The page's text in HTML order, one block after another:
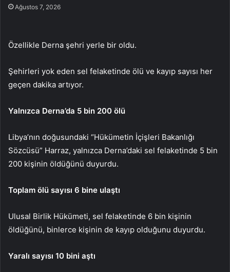
Ağustos 7, 2026
Özellikle Derna şehri yerle bir oldu.
Şehirleri yok eden sel felaketinde ölü ve kayıp sayısı her
geçen dakika artıyor.
Yalnızca Derna’da 5 bin 200 ölü
Libya’nın doğusundaki “Hükümetin İçişleri Bakanlığı
Sözcüsü” Harraz, yalnızca Derna’daki sel felaketinde 5 bin
200 kişinin öldüğünü duyurdu.
Toplam ölü sayısı 6 bine ulaştı
Ulusal Birlik Hükümeti, sel felaketinde 6 bin kişinin
öldüğünü, binlerce kişinin de kayıp olduğunu duyurdu.
Yaralı sayısı 10 bini aştı